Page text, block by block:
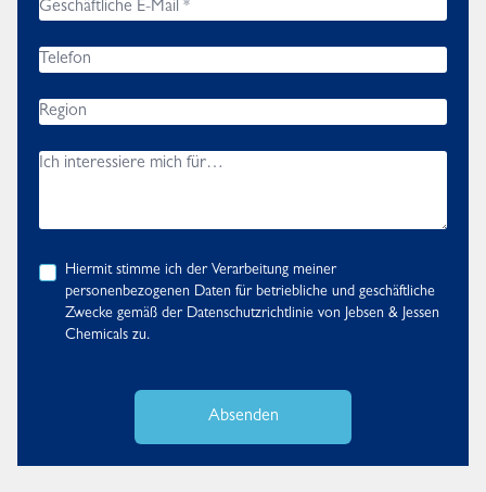
Hiermit stimme ich der Verarbeitung meiner
personenbezogenen Daten für betriebliche und geschäftliche
Zwecke gemäß der Datenschutzrichtlinie von Jebsen & Jessen
Chemicals zu.
Absenden